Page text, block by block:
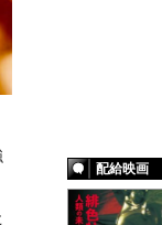
配給映画